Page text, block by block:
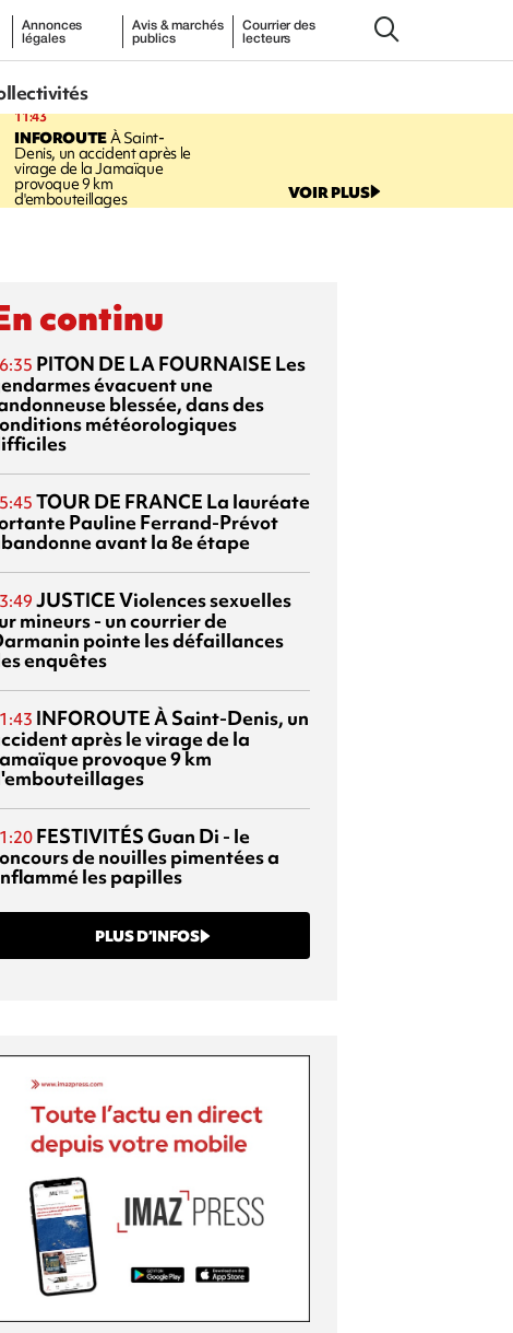
Annonces
légales
Avis & marchés
publics
Courrier des
lecteurs
11:43
INFOROUTEÀ Saint-
Denis, un accident après le
virage de la Jamaïque
provoque 9 km
d'embouteillages VOIR PLUS
continu
PITON DE LA FOURNAISE Les
évacuent une
blessée, dans des
météorologiques
TOUR DE FRANCE La lauréate
Pauline Ferrand-Prévot
avant la 8e étape
JUSTICEViolences sexuelles
mineurs - un courrier de
pointe les défaillances
enquêtes
INFOROUTEÀ Saint-Denis, un
après le virage de la
provoque 9 km
FESTIVITÉSGuan Di - le
de nouilles pimentées a
les papilles
PLUS D’INFOS